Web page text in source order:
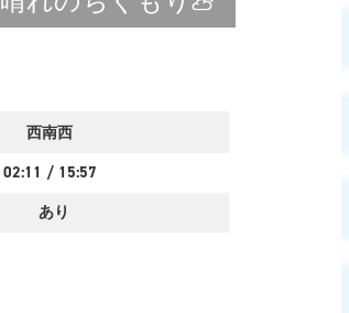
西南西
02:11 / 15:57
あり